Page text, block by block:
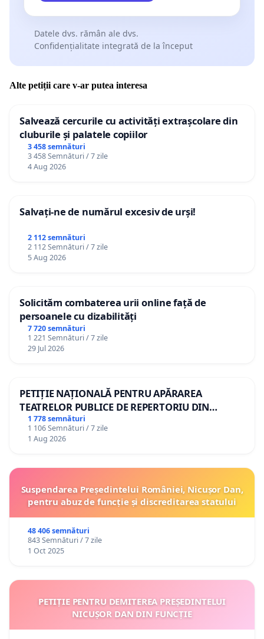
Datele dvs. rămân ale dvs.
Confidențialitate integrată de la început
Alte petiții care v-ar putea interesa
Salvează cercurile cu activități extrașcolare din
cluburile și palatele copiilor
3 458 semnături
3 458 Semnături / 7 zile
4 Aug 2026
Salvați-ne de numărul excesiv de urși!
2 112 semnături
2 112 Semnături / 7 zile
5 Aug 2026
Solicităm combaterea urii online față de
persoanele cu dizabilități
7 720 semnături
1 221 Semnături / 7 zile
29 Jul 2026
PETIȚIE NAȚIONALĂ PENTRU APĂRAREA
TEATRELOR PUBLICE DE REPERTORIU DIN
ROMÂNIA
1 778 semnături
1 106 Semnături / 7 zile
1 Aug 2026
Suspendarea Președintelui României, Nicușor Dan,
pentru abuz de funcție și discreditarea statului
48 406 semnături
843 Semnături / 7 zile
1 Oct 2025
PETIȚIE PENTRU DEMITEREA PREȘEDINTELUI
NICUȘOR DAN DIN FUNCȚIE